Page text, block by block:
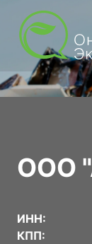
ООО
ИНН:
КПП: